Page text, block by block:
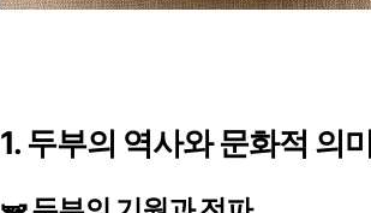
1. 두부의 역사와 문화적 의미